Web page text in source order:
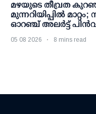
മഴയുടെ തീവ്രത
മുന്നറിയിപ്പിൽ മാറ്റം;
ഓറഞ്ച് അലർട്ട്
05 08 2026 8 mins read